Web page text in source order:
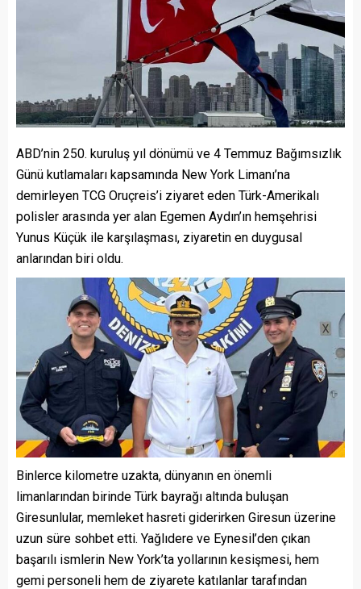
ABD’nin 250. kuruluş yıl dönümü ve 4 Temmuz Bağımsızlık
Günü kutlamaları kapsamında New York Limanı’na
demirleyen TCG Oruçreis’i ziyaret eden Türk-Amerikalı
polisler arasında yer alan Egemen Aydın’ın hemşehrisi
Yunus Küçük ile karşılaşması, ziyaretin en duygusal
anlarından biri oldu.
Binlerce kilometre uzakta, dünyanın en önemli
limanlarından birinde Türk bayrağı altında buluşan
Giresunlular, memleket hasreti giderirken Giresun üzerine
uzun süre sohbet etti. Yağlıdere ve Eynesil’den çıkan
başarılı ismlerin New York’ta yollarının kesişmesi, hem
gemi personeli hem de ziyarete katılanlar tarafından